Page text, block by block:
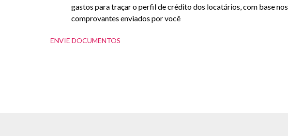
gastos para traçar o perfil de crédito dos locatários, com base nos
comprovantes enviados por você
ENVIE DOCUMENTOS